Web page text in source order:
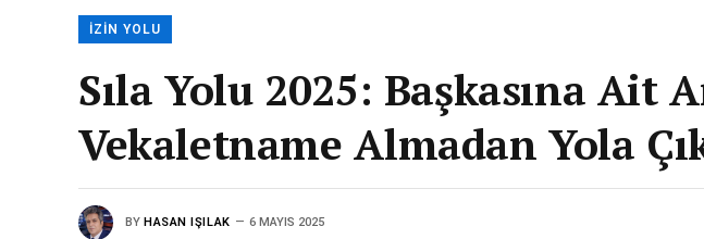
İZIN YOLU
Sıla Yolu 2025: Başkasına Ait
Vekaletname Almadan Yola
BY HASAN IŞILAK 6 MAYIS 2025